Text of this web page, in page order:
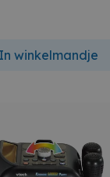
In winkelmandje